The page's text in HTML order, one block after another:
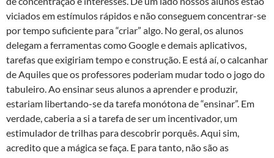
viciados em estímulos rápidos e não conseguem concentrar-se
por tempo suficiente para “criar” algo. No geral, os alunos
delegam a ferramentas como Google e demais aplicativos,
tarefas que exigiriam tempo e construção. E está aí, o calcanhar
de Aquiles que os professores poderiam mudar todo o jogo do
tabuleiro. Ao ensinar seus alunos a aprender e produzir,
estariam libertando-se da tarefa monótona de “ensinar”. Em
verdade, caberia a si a tarefa de ser um incentivador, um
estimulador de trilhas para descobrir porquês. Aqui sim,
acredito que a mágica se faça. E para tanto, não são as